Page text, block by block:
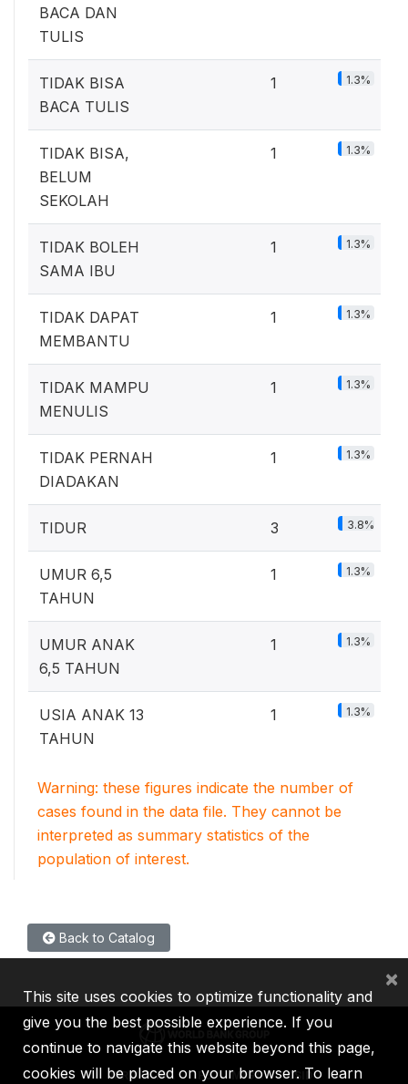
BACA DAN
TULIS
TIDAK BISA
BACA TULIS
1 1.3%
TIDAK BISA,
BELUM
SEKOLAH
1 1.3%
TIDAK BOLEH
SAMA IBU
1 1.3%
TIDAK DAPAT
MEMBANTU
1 1.3%
TIDAK MAMPU
MENULIS
1 1.3%
TIDAK PERNAH
DIADAKAN
1 1.3%
TIDUR 3 3.8%
UMUR 6,5
TAHUN
1 1.3%
UMUR ANAK
6,5 TAHUN
1 1.3%
USIA ANAK 13
TAHUN
1 1.3%
Warning: these figures indicate the number of
cases found in the data file. They cannot be
interpreted as summary statistics of the
population of interest.
Back to Catalog
IBRD IDA IFC MIGA ICSID
This site uses cookies to optimize functionality and
give you the best possible experience. If you
continue to navigate this website beyond this page,
cookies will be placed on your browser. To learn
×